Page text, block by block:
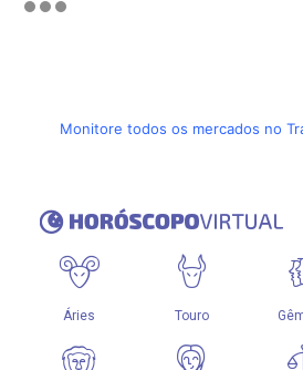
Monitore todos os mercados no